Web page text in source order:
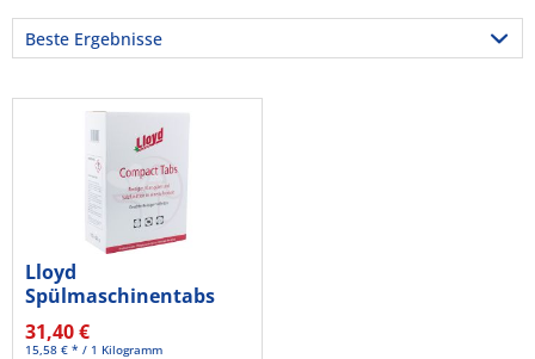
Lloyd
Spülmaschinentabs
95074 112 St./Pack.
31,40 €
15,58 € * / 1 Kilogramm